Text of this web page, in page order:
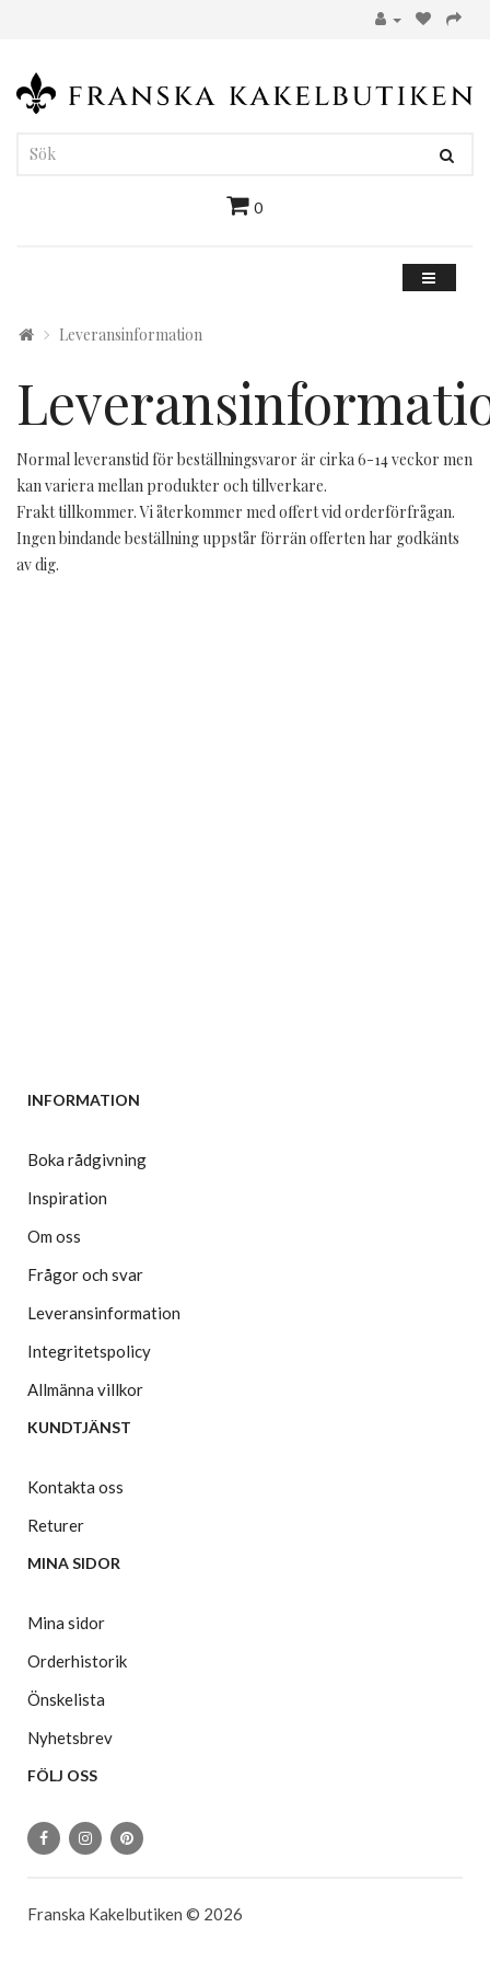
0
Leveransinformation
Normal leveranstid för beställningsvaror är cirka 6-14 veckor men
kan variera mellan produkter och tillverkare.
Frakt tillkommer. Vi återkommer med offert vid orderförfrågan.
Ingen bindande beställning uppstår förrän offerten har godkänts
av dig.
INFORMATION
Boka rådgivning
Inspiration
Om oss
Frågor och svar
Leveransinformation
Integritetspolicy
Allmänna villkor
KUNDTJÄNST
Kontakta oss
Returer
MINA SIDOR
Mina sidor
Orderhistorik
Önskelista
Nyhetsbrev
FÖLJ OSS
Franska Kakelbutiken © 2026